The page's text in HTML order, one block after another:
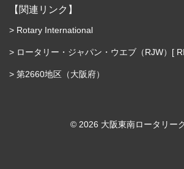
【関連リンク】
Rotary International
ロータリー・ジャパン・ウエブ（RJW）[
第2660地区（大阪府）
©︎ 2026 大阪東南ロータリー